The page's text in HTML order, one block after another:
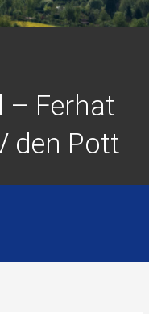
– Ferhat
den Pott